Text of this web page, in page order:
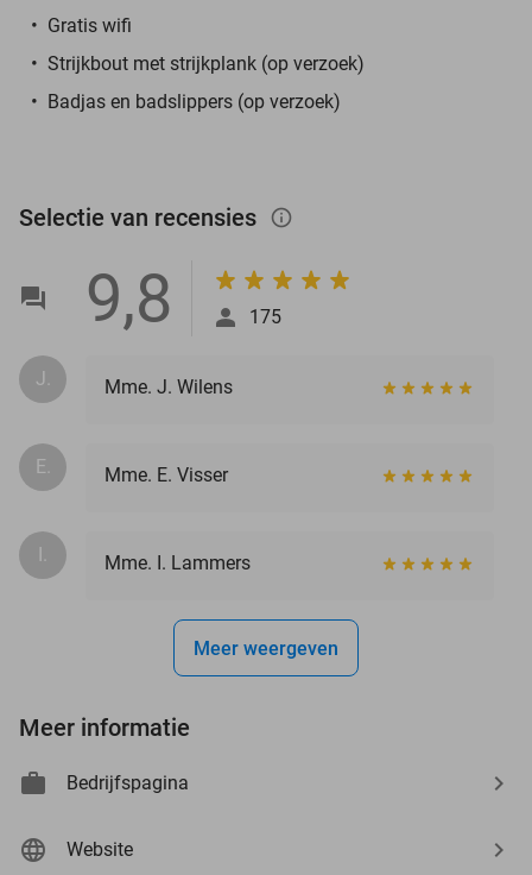
Gratis wifi
Strijkbout met strijkplank (op verzoek)
Badjas en badslippers (op verzoek)
Selectie van recensies info_outlined
9,8 175
J. Mme. J. Wilens
E. Mme. E. Visser
I. Mme. I. Lammers
Meer weergeven
Meer informatie
Bedrijfspagina
Website